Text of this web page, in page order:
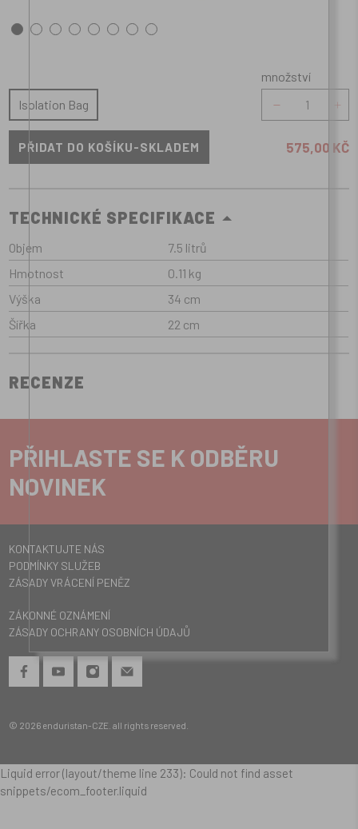
Isolation Bag
množství
množství
575,00 KČ
TECHNICKÉ SPECIFIKACE
Objem
7.5 litrů
Hmotnost
0.11 kg
Výška
34 cm
Šířka
22 cm
RECENZE
PŘIHLASTE SE K ODBĚRU
NOVINEK
KONTAKTUJTE NÁS
PODMÍNKY SLUŽEB
ZÁSADY VRÁCENÍ PENĚZ
ZÁKONNÉ OZNÁMENÍ
ZÁSADY OCHRANY OSOBNÍCH ÚDAJŮ
© 2026 enduristan-CZE all rights reserved.
Liquid error (layout/theme line 233): Could not find asset
snippets/ecom_footer.liquid